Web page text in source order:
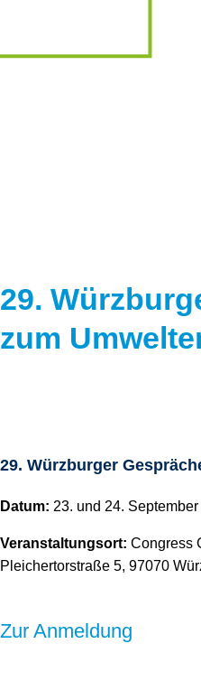
Schriften zum
29.
zum
29. Würzburger
Datum: 23. und 24.
Veranstaltungsort: Congress
Pleichertorstraße 5, 97070
Zur Anmeldung